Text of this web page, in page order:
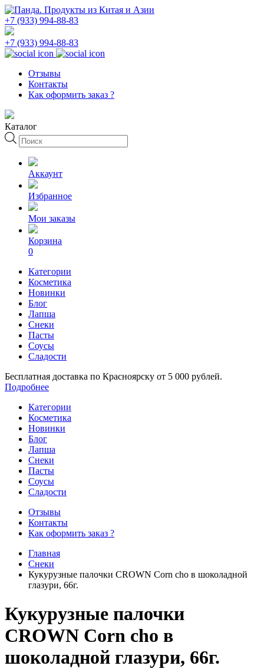
+7 (933) 994-88-83
+7 (933) 994-88-83
Отзывы
Контакты
Как оформить заказ ?
Каталог
Поиск
товаров
Аккаунт
Избранное
Мои заказы
Корзина
0
Категории
Косметика
Новинки
Блог
Лапша
Снеки
Пасты
Соусы
Сладости
Бесплатная доставка по Красноярску от 5 000 рублей.
Подробнее
Категории
Косметика
Новинки
Блог
Лапша
Снеки
Пасты
Соусы
Сладости
Отзывы
Контакты
Как оформить заказ ?
Главная
Снеки
Кукурузные палочки CROWN Corn cho в шоколадной
глазури, 66г.
Кукурузные палочки
CROWN Corn cho в
шоколадной глазури, 66г.